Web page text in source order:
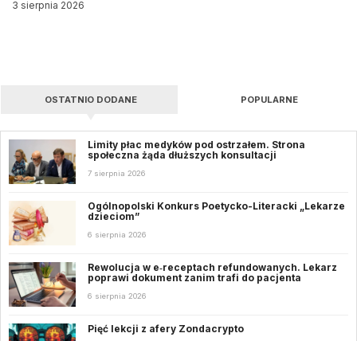
3 sierpnia 2026
OSTATNIO DODANE POPULARNE
Limity płac medyków pod ostrzałem. Strona
społeczna żąda dłuższych konsultacji
7 sierpnia 2026
Ogólnopolski Konkurs Poetycko-Literacki „Lekarze
dzieciom”
6 sierpnia 2026
Rewolucja w e‑receptach refundowanych. Lekarz
poprawi dokument zanim trafi do pacjenta
6 sierpnia 2026
Pięć lekcji z afery Zondacrypto